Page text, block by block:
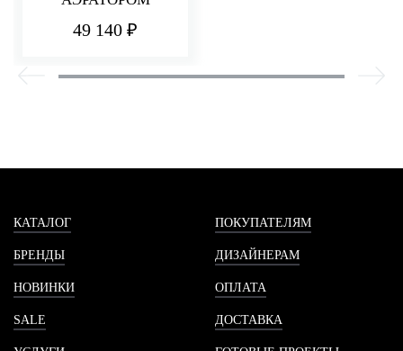
49 140 ₽
КАТАЛОГ
БРЕНДЫ
НОВИНКИ
SALE
ПОКУПАТЕЛЯМ
ДИЗАЙНЕРАМ
ОПЛАТА
ДОСТАВКА